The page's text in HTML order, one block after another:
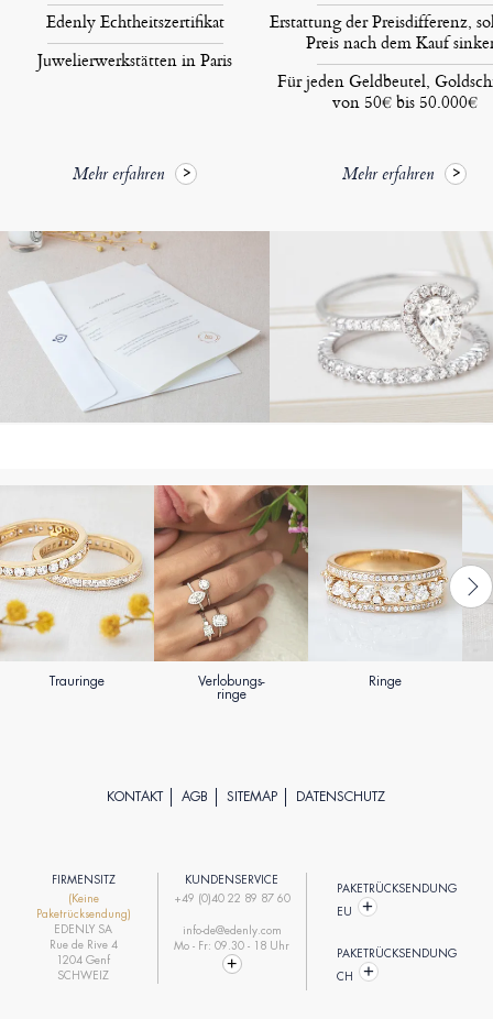
Edenly Echtheitszertifikat
Juwelierwerkstätten in Paris
Mehr erfahren
Erstattung der Preisdifferenz,
Preis nach dem Kauf
Für jeden Geldbeutel,
von 50€ bis 50.000€
Mehr erfahren
Trauringe Verlobungs-
ringe
Ringe
KONTAKT AGB SITEMAP DATENSCHUTZ
FIRMENSITZ
(Keine
Paketrücksendung)
EDENLY SA
Rue de Rive 4
1204 Genf
SCHWEIZ
KUNDENSERVICE
+49 (0)40 22 89 87 60
info-de@edenly.com
Mo - Fr: 09.30 - 18 Uhr
PAKETRÜCKSENDUNG
EU
PAKETRÜCKSENDUNG
CH